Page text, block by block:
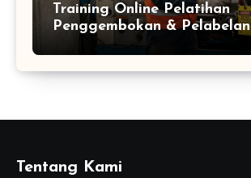
Training Online Pelatihan
Penggembokan & Pelabelan
Tentang Kami